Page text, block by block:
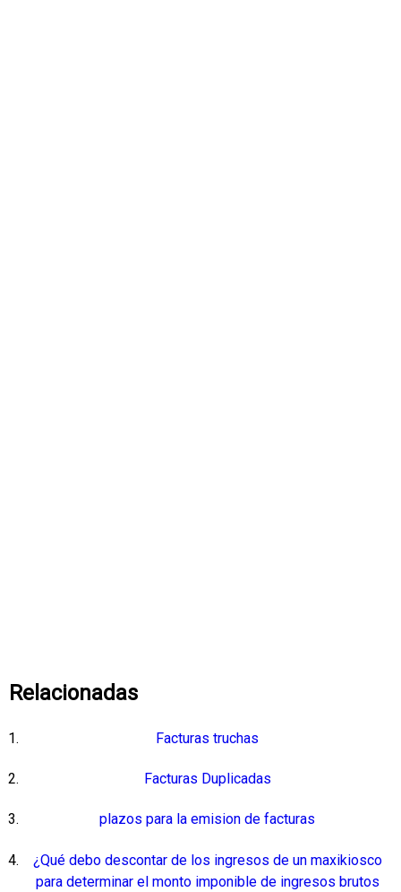
Relacionadas
Facturas truchas
Facturas Duplicadas
plazos para la emision de facturas
¿Qué debo descontar de los ingresos de un maxikiosco
para determinar el monto imponible de ingresos brutos